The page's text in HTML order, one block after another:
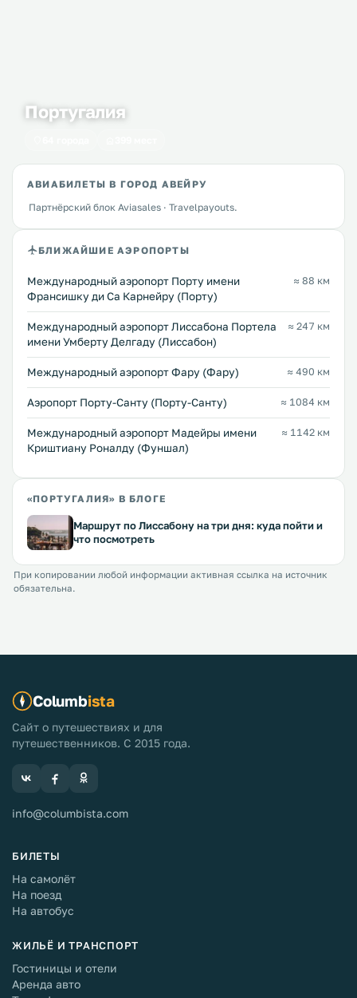
Португалия
АВИАБИЛЕТЫ В ГОРОД АВЕЙРУ
Партнёрский блок Aviasales · Travelpayouts.
БЛИЖАЙШИЕ АЭРОПОРТЫ
Международный аэропорт Порту имени
Франсишку ди Са Карнейру (Порту)
≈ 88 км
Международный аэропорт Лиссабона Портела
имени Умберту Делгаду (Лиссабон)
≈ 247 км
Международный аэропорт Фару (Фару) ≈ 490 км
Аэропорт Порту-Санту (Порту-Санту) ≈ 1084 км
Международный аэропорт Мадейры имени
Криштиану Роналду (Фуншал)
≈ 1142 км
«ПОРТУГАЛИЯ» В БЛОГЕ
Маршрут по Лиссабону на три дня: куда пойти и
что посмотреть
При копировании любой информации активная ссылка на источник
обязательна.
Columbista
Сайт о путешествиях и для
путешественников. С 2015 года.
info@columbista.com
БИЛЕТЫ
На самолёт
На поезд
На автобус
ЖИЛЬЁ И ТРАНСПОРТ
Гостиницы и отели
Аренда авто